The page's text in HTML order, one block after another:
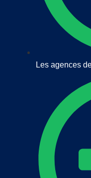
Les agences